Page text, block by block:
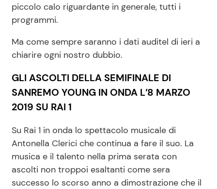
Info
Disclaimer e Privacy
Pubblicità
Privacy Policy
piccolo calo riguardante in generale, tutti i
programmi.
Ma come sempre saranno i dati auditel di ieri a
chiarire ogni nostro dubbio.
GLI ASCOLTI DELLA SEMIFINALE DI
SANREMO YOUNG IN ONDA L’8 MARZO
2019 SU RAI 1
Su Rai 1 in onda lo spettacolo musicale di
Antonella Clerici che continua a fare il suo. La
musica e il talento nella prima serata con
ascolti non troppoi esaltanti come sera
successo lo scorso anno a dimostrazione che il